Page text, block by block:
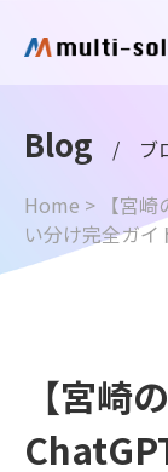
Blog / ブ
Home > 【宮
い分け完全ガイ
【宮崎